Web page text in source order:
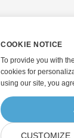
COOKIE NOTICE
To provide you with
cookies for
using our site, you
CUSTOMIZE